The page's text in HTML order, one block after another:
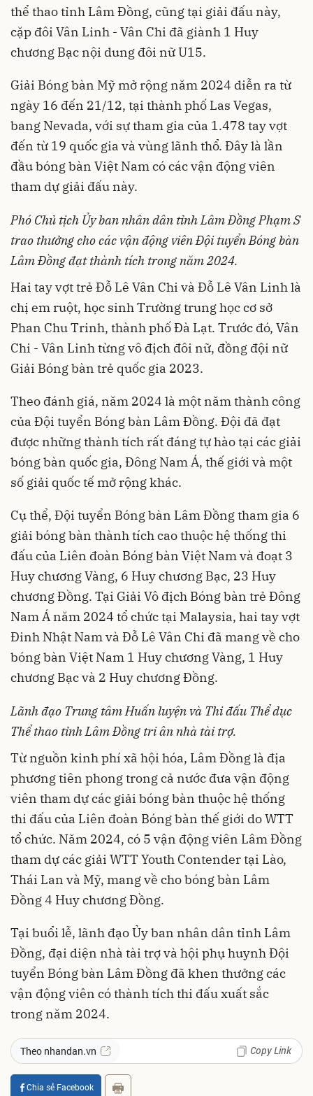
thể thao tỉnh Lâm Đồng, cũng tại giải đấu này,
cặp đôi Vân Linh - Vân Chi đã giành 1 Huy
chương Bạc nội dung đôi nữ U15.
Giải Bóng bàn Mỹ mở rộng năm 2024 diễn ra từ
ngày 16 đến 21/12, tại thành phố Las Vegas,
bang Nevada, với sự tham gia của 1.478 tay vợt
đến từ 19 quốc gia và vùng lãnh thổ. Đây là lần
đầubóng bàn Việt Namcó các vận động viên
tham dự giải đấu này.
Phó Chủ tịch Ủy ban nhân dân tỉnh Lâm Đồng Phạm S
trao thưởng cho các vận động viên Đội tuyển Bóng bàn
Lâm Đồng đạt thành tích trong năm 2024.
Hai tay vợt trẻ Đỗ Lê Vân Chi và Đỗ Lê Vân Linh là
chị em ruột, học sinh Trường trung học cơ sở
Phan Chu Trinh, thành phố Đà Lạt. Trước đó, Vân
Chi - Vân Linh từng vô địch đôi nữ, đồng đội nữ
Giải Bóng bàn trẻ quốc gia 2023.
Theo đánh giá, năm 2024 là một năm thành công
của Đội tuyển Bóng bàn Lâm Đồng. Đội đã đạt
được những thành tích rất đáng tự hào tại các giải
bóng bàn quốc gia, Đông Nam Á, thế giới và một
số giải quốc tế mở rộng khác.
Cụ thể, Đội tuyển Bóng bàn Lâm Đồng tham gia 6
giải bóng bàn thành tích cao thuộc hệ thống thi
đấu của Liên đoàn Bóng bàn Việt Nam và đoạt 3
Huy chương Vàng, 6 Huy chương Bạc, 23 Huy
chương Đồng. Tại Giải Vô địch Bóng bàn trẻ Đông
Nam Á năm 2024 tổ chức tại Malaysia, hai tay vợt
Đinh Nhật Nam và Đỗ Lê Vân Chi đã mang về cho
bóng bàn Việt Nam 1 Huy chương Vàng, 1 Huy
chương Bạc và 2 Huy chương Đồng.
Lãnh đạo Trung tâm Huấn luyện và Thi đấu Thể dục
Thể thao tỉnh Lâm Đồng tri ân nhà tài trợ.
Từ nguồn kinh phí xã hội hóa, Lâm Đồng là địa
phương tiên phong trong cả nước đưa vận động
viên tham dự các giải bóng bàn thuộc hệ thống
thi đấu của Liên đoàn Bóng bàn thế giới do WTT
tổ chức. Năm 2024, có 5 vận động viên Lâm Đồng
tham dự các giải WTT Youth Contender tại Lào,
Thái Lan và Mỹ, mang về cho bóng bàn Lâm
Đồng 4 Huy chương Đồng.
Tại buổi lễ, lãnh đạo Ủy ban nhân dân tỉnh Lâm
Đồng, đại diện nhà tài trợ và hội phụ huynh Đội
tuyển Bóng bàn Lâm Đồng đã khen thưởng các
vận động viên có thành tích thi đấu xuất sắc
trong năm 2024.
Theo nhandan.vn Copy Link
Chia sẻ Facebook